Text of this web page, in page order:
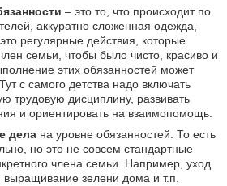
– это то, что происходит по
аккуратно сложенная одежда,
регулярные действия, которые
семьи, чтобы было чисто, красиво и
этих обязанностей может
с самого детства надо включать
трудовую дисциплину, развивать
и ориентировать на взаимопомощь.
дела на уровне обязанностей. То есть
но это не совсем стандартные
члена семьи. Например, уход
зелени дома и т.п.